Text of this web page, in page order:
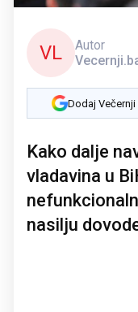
VL
Autor
Dodaj
Kako dalje
vladavina u
nasilju